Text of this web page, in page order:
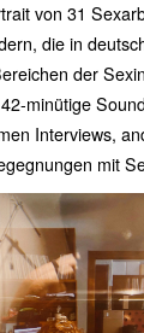
von 31
die in
der
minütige
Interviews,
mit